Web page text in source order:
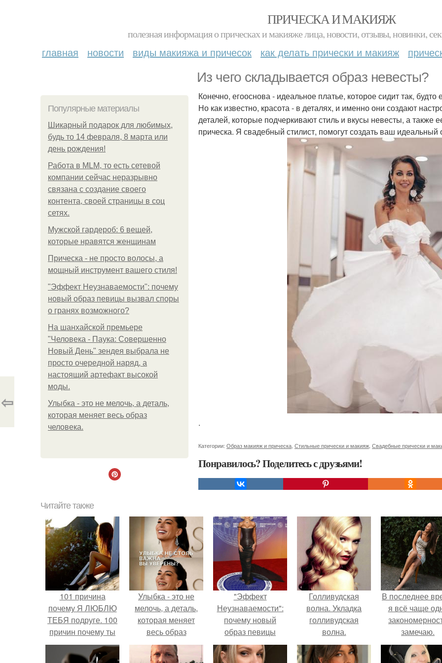
ПРИЧЕСКА И МАКИЯЖ
полезная информация о прическах и макияже лица, новости, отзывы, новинки,
главная новости виды макияжа и причесок как делать прически и макияж
Из чего складывается образ невесты?
Популярные материалы
Шикарный подарок для любимых,
будь то 14 февраля, 8 марта или
день рождения!
Работа в MLM, то есть сетевой
компании сейчас неразрывно
связана с создание своего
контента, своей страницы в соц
сетях.
Мужской гардероб: 6 вещей,
которые нравятся женщинам
Прическа - не просто волосы, а
мощный инструмент вашего стиля!
"Эффект Неузнаваемости": почему
новый образ певицы вызвал споры
о гранях возможного?
На шанхайской премьере
"Человека - Паука: Совершенно
Новый День" зендея выбрала не
просто очередной наряд, а
настоящий артефакт высокой
моды.
Улыбка - это не мелочь, а деталь,
которая меняет весь образ
человека.
Конечно, егооснова - идеальное платье, которое сидит так,
Но как известно, красота - в деталях, и именно они создают
деталей, которые подчеркивают стиль и вкусы невесты, а
прическа. Я свадебный стилист, помогут создать ваш идеальный
.
Категории: Образ макияж и прическа Стильные прически и макияж Свадебные прически и
Понравилось? Поделитесь с друзьями!
⇦
Читайте также
101 причина
почему Я ЛЮБЛЮ
ТЕБЯ подруге. 100
причин почему ты
моя лучшая
подруга.
Улыбка - это не
мелочь, а деталь,
которая меняет
весь образ
человека.
"Эффект
Неузнаваемости":
почему новый
образ певицы
вызвал споры о
гранях
Голливудская
волна. Укладка
голливудская
волна.
В последнее
я всё чаще
замечаю.